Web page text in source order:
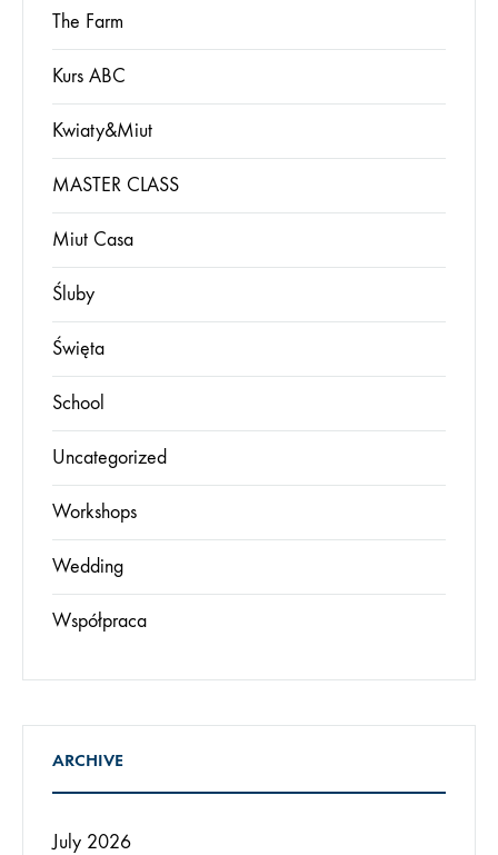
The Farm
Kurs ABC
Kwiaty&Miut
MASTER CLASS
Miut Casa
Śluby
Święta
School
Uncategorized
Workshops
Wedding
Współpraca
ARCHIVE
July 2026